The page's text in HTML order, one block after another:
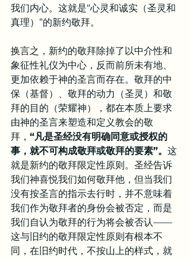
我们内心。这就是“心灵和诚实（圣灵和
真理）”的新约敬拜。
换言之，新约的敬拜除掉了以中介性和
象征性礼仪为中心，反而前所未有地、
更加依赖于神的圣言而存在。敬拜的中
保（基督）、敬拜的动力（圣灵）和敬
拜的目的（荣耀神），都在本质上要求
由神的圣言来塑造和定义教会的敬
拜， “凡是圣经没有明确同意或授权的
事，就不可构成敬拜或敬拜的要素”。 这
就是新约的敬拜限定性原则。圣经告诉
我们神喜悦我们如何敬拜他，但当我们
没有按圣言的指示去行时，并不意味着
我们作为敬拜者的身份会被否定，而是
我们自认为敬拜的行为将会被否认——
这与旧约的敬拜限定性原则有根本不
同，在旧约时代，不按山上的样式，就